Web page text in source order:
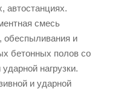
автостанциях.
смесь
обеспыливания и
бетонных полов со
нагрузки.
и ударной